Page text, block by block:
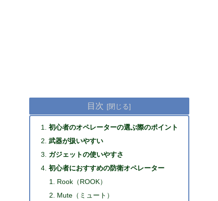
目次
初心者のオペレーターの選ぶ際のポイント
武器が扱いやすい
ガジェットの使いやすさ
初心者におすすめの防衛オペレーター
Rook（ROOK）
Mute（ミュート）